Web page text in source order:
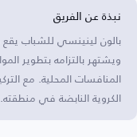
نبذة عن الفريق
بالون لينينسي للشباب يقع
ويشتهر بالتزامه بتطوير
المنافسات المحلية. مع
الكروية النابضة في منطقته.